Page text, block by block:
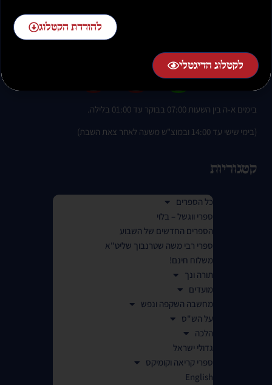
להזמנות חייגו:
02-58-58-58-1 שלוחה 2
בימים א-ה בין השעות 07:00 בבוקר עד 01:00 בלילה.
(בימי שישי עד 14:00 ובמוצ"ש משעה לאחר צאת השבת)
קטגוריות
כל הספרים
ספרי ווגשל – בלוי
הספרים החדשים של השבוע
ספרי רבי משה שטרנבוך שליט"א
משלוח חינם!
תורה ונך
מועדים
מחשבה השקפה ונפש
על הש"ס
הלכה
גדולי ישראל
ספרי קריאה וקומיקס
English
להורדת הקטלוג
לקטלוג הדיגטלי